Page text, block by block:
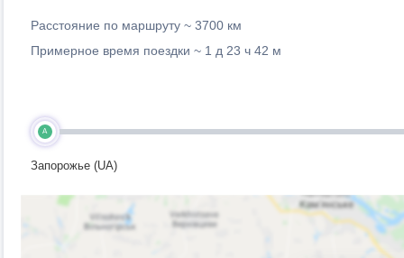
Расстояние по маршруту ~ 3700 км
Примерное время поездки ~ 1 д 23 ч 42 м
A
Запорожье (UA)